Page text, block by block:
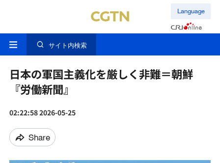
Language
サイト内検索
日本の軍国主義化を厳しく非難＝朝鮮
『労働新聞』
02:22:58 2026-05-25
Share